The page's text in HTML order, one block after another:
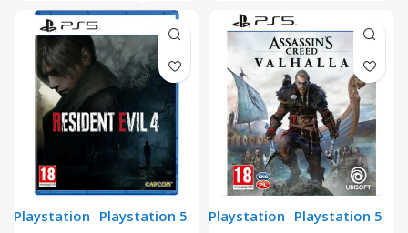
Playstation- Playstation 5 Playstation- Playstation 5